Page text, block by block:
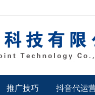
推广技巧 抖音代运